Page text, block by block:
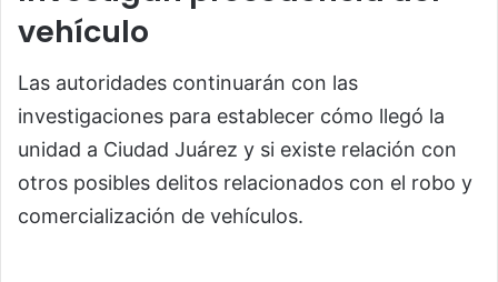
vehículo
Las autoridades continuarán con las
investigaciones para establecer cómo llegó la
unidad a Ciudad Juárez y si existe relación con
otros posibles delitos relacionados con el robo y
comercialización de vehículos.